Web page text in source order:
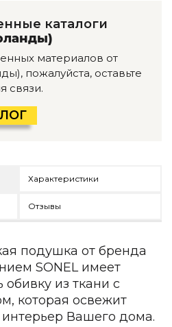
каталоги
материалов от
пожалуйста, оставьте
связи.
Характеристики
Отзывы
подушка от бренда
SONEL имеет
из ткани с
которая освежит
Вашего дома.